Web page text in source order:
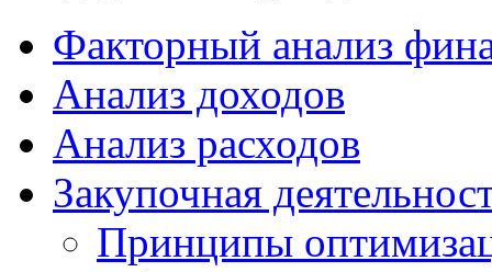
Факторный анализ
Анализ доходов
Анализ расходов
Закупочная
Принципы